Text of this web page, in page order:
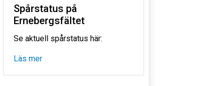
Spårstatus på
Ernebergsfältet
Se aktuell spårstatus här:
Läs mer